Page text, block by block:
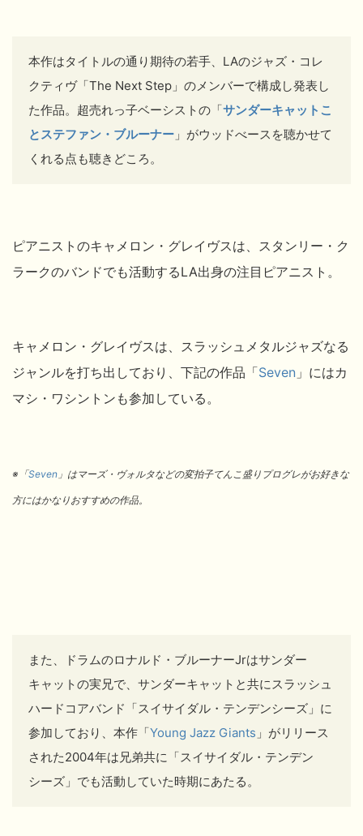
本作はタイトルの通り期待の若手、LAのジャズ・コレ
クティヴ「The Next Step」のメンバーで構成し発表し
た作品。超売れっ子ベーシストの「サンダーキャットこ
とステファン・ブルーナー 」がウッドべースを聴かせて
くれる点も聴きどころ。
ピアニストのキャメロン・グレイヴスは、スタンリー・ク
ラークのバンドでも活動するLA出身の注目ピアニスト。
キャメロン・グレイヴスは、スラッシュメタルジャズなる
ジャンルを打ち出しており、下記の作品 「Seven 」にはカ
マシ・ワシントンも参加している。
※「Seven 」はマーズ・ヴォルタなどの変拍子てんこ盛りプログレがお好きな
方にはかなりおすすめの作品。
また、ドラムのロナルド・ブルーナーJrはサンダー
キャットの実兄で、サンダーキャットと共にスラッシュ
ハードコアバンド「スイサイダル・テンデンシーズ」に
参加しており、本作 「Young Jazz Giants 」がリリース
された2004年は兄弟共に 「スイサイダル・テンデン
シーズ」でも活動していた時期にあたる。